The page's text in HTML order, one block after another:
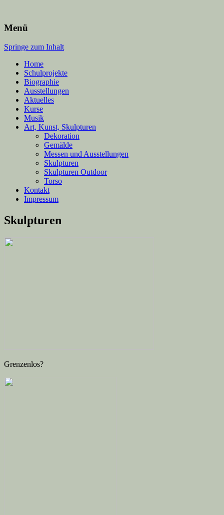
Ton Art | Kley-Baltes
Suchen nach:
Menü
Springe zum Inhalt
Home
Schulprojekte
Biographie
Ausstellungen
Aktuelles
Kurse
Musik
Art, Kunst, Skulpturen
Dekoration
Gemälde
Messen und Ausstellungen
Skulpturen
Skulpturen Outdoor
Torso
Kontakt
Impressum
Skulpturen
Grenzenlos?